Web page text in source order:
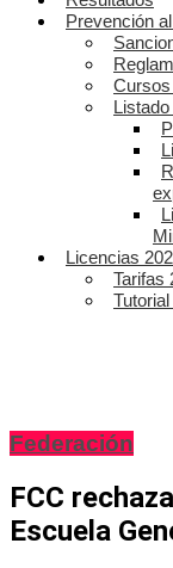
Prevención
Licencias
Tarifas
Federación
FCC
Escuela